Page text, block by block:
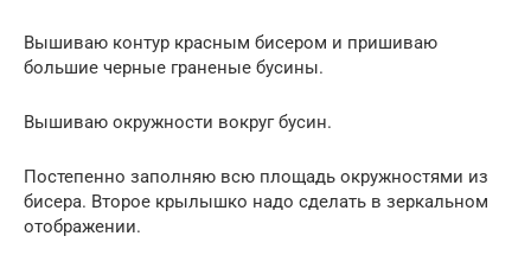
Вышиваю контур красным бисером и пришиваю
большие черные граненые бусины.
Вышиваю окружности вокруг бусин.
Постепенно заполняю всю площадь окружностями из
бисера. Второе крылышко надо сделать в зеркальном
отображении.